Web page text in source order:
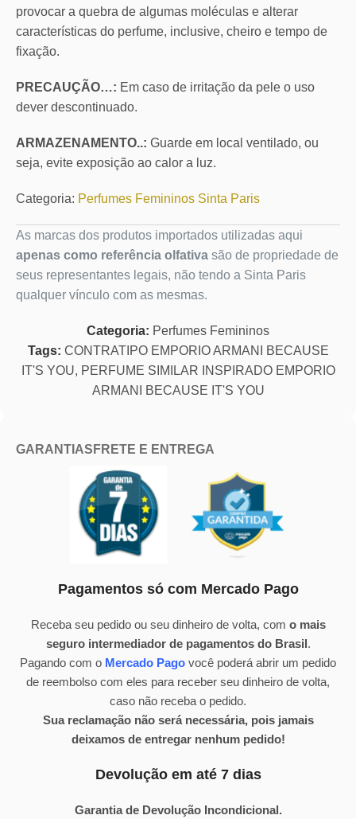
provocar a quebra de algumas moléculas e alterar
características do perfume, inclusive, cheiro e tempo de
fixação.
PRECAUÇÃO…: Em caso de irritação da pele o uso
dever descontinuado.
ARMAZENAMENTO..: Guarde em local ventilado, ou
seja, evite exposição ao calor a luz.
Categoria: Perfumes Femininos Sinta Paris
As marcas dos produtos importados utilizadas aqui
apenas como referência olfativa são de propriedade de
seus representantes legais, não tendo a Sinta Paris
qualquer vínculo com as mesmas.
Categoria: Perfumes Femininos
Tags: CONTRATIPO EMPORIO ARMANI BECAUSE
IT'S YOU, PERFUME SIMILAR INSPIRADO EMPORIO
ARMANI BECAUSE IT'S YOU
GARANTIAS FRETE E ENTREGA
Pagamentos só com Mercado Pago
Receba seu pedido ou seu dinheiro de volta, com o mais
seguro intermediador de pagamentos do Brasil.
Pagando com o Mercado Pago você poderá abrir um pedido
de reembolso com eles para receber seu dinheiro de volta,
caso não receba o pedido.
Sua reclamação não será necessária, pois jamais
deixamos de entregar nenhum pedido!
Devolução em até 7 dias
Garantia de Devolução Incondicional.